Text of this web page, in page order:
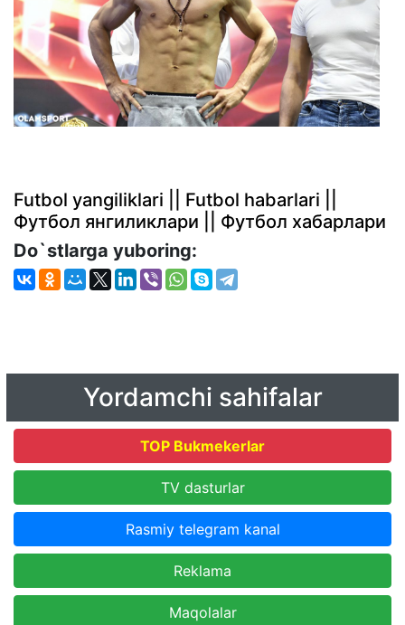
Futbol yangiliklari || Futbol habarlari ||
Футбол янгиликлари || Футбол хабарлари
Do`stlarga yuboring:
Yordamchi sahifalar
TOP Bukmekerlar
TV dasturlar
Rasmiy telegram kanal
Reklama
Maqolalar